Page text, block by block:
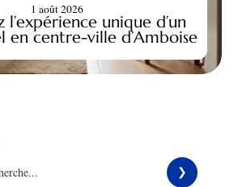
l’expérience unique d’un
en centre-ville d’Amboise
1 août 2026